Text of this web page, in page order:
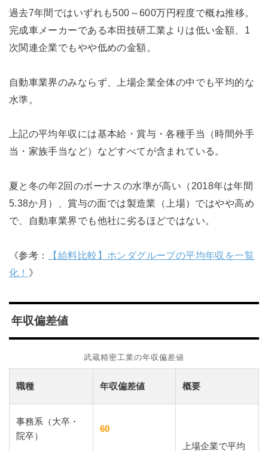
過去7年間ではいずれも500～600万円程度で概ね推移。
完成車メーカーである本田技研工業よりは低い金額、1
次関連企業でもやや低めの金額。
自動車業界のみならず、上場企業全体の中でも平均的な
水準。
上記の平均年収には基本給・賞与・各種手当（時間外手
当・家族手当など）などすべてが含まれている。
夏と冬の年2回のボーナスの水準が高い（2018年は年間
5.38か月）、賞与の面では製造業（上場）ではやや高め
で、自動車業界でも他社に劣るほどではない。
《参考：
【給料比較】ホンダグループの平均年収を一覧
化！ 》
年収偏差値
武蔵精密工業の年収偏差値
職種 年収偏差値 概要
事務系（大卒・
院卒）
60
上場企業で平均